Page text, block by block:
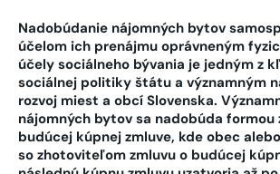
Nadobúdanie nájomných bytov
účelom ich prenájmu oprávneným
účely sociálneho bývania je jedným z
sociálnej politiky štátu a významným
rozvoj miest a obcí Slovenska.
nájomných bytov sa nadobúda formou
budúcej kúpnej zmluve, kde obec
so zhotoviteľom zmluvu o budúcej